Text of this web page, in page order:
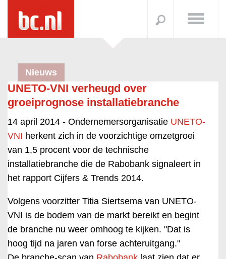
Nieuws
UNETO-VNI verheugd over
groeiprognose installatiebranche
14 april 2014 - Ondernemersorganisatie UNETO-
VNI herkent zich in de voorzichtige omzetgroei
van 1,5 procent voor de technische
installatiebranche die de Rabobank signaleert in
het rapport Cijfers & Trends 2014.
Volgens voorzitter Titia Siertsema van UNETO-
VNI is de bodem van de markt bereikt en begint
de branche nu weer omhoog te kijken. "Dat is
hoog tijd na jaren van forse achteruitgang."